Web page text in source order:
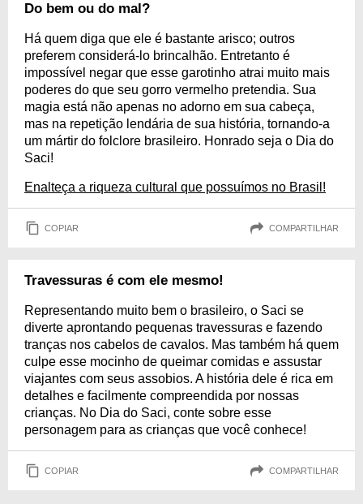
Do bem ou do mal?
Há quem diga que ele é bastante arisco; outros
preferem considerá-lo brincalhão. Entretanto é
impossível negar que esse garotinho atrai muito mais
poderes do que seu gorro vermelho pretendia. Sua
magia está não apenas no adorno em sua cabeça,
mas na repetição lendária de sua história, tornando-a
um mártir do folclore brasileiro. Honrado seja o Dia do
Saci!
Enalteça a riqueza cultural que possuímos no Brasil!
COPIAR COMPARTILHAR
Travessuras é com ele mesmo!
Representando muito bem o brasileiro, o Saci se
diverte aprontando pequenas travessuras e fazendo
tranças nos cabelos de cavalos. Mas também há quem
culpe esse mocinho de queimar comidas e assustar
viajantes com seus assobios. A história dele é rica em
detalhes e facilmente compreendida por nossas
crianças. No Dia do Saci, conte sobre esse
personagem para as crianças que você conhece!
COPIAR COMPARTILHAR